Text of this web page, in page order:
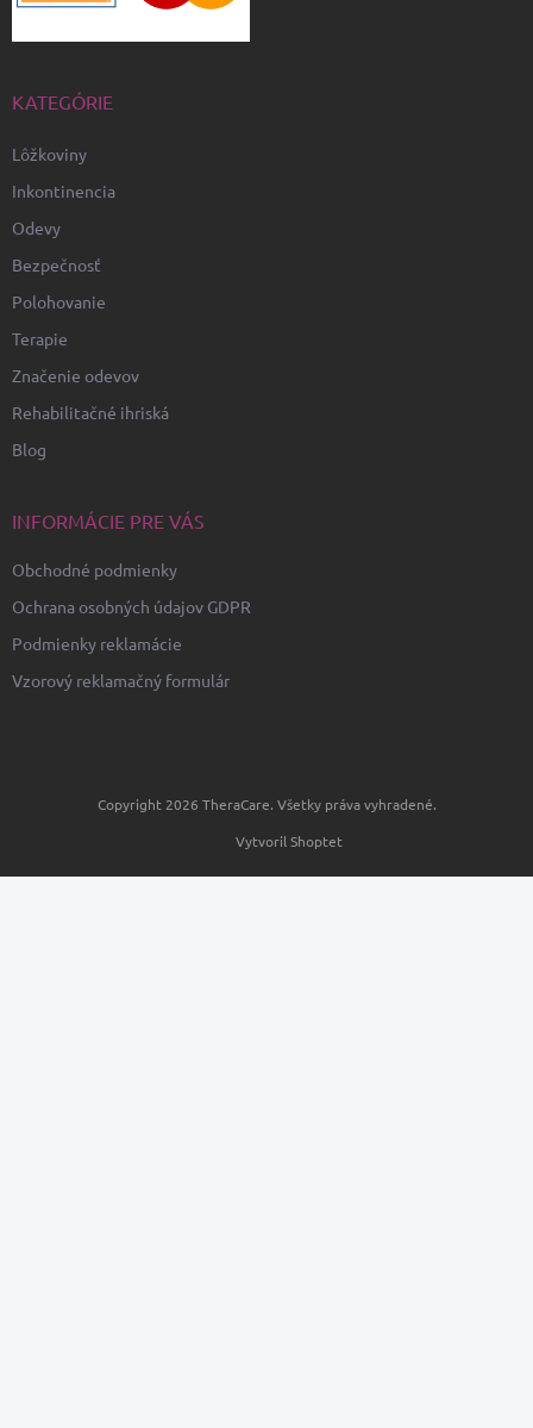
KATEGÓRIE
Lôžkoviny
Inkontinencia
Odevy
Bezpečnosť
Polohovanie
Terapie
Značenie odevov
Rehabilitačné ihriská
Blog
INFORMÁCIE PRE VÁS
Obchodné podmienky
Ochrana osobných údajov GDPR
Podmienky reklamácie
Vzorový reklamačný formulár
Vytvoril Shoptet
Copyright 2026 TheraCare. Všetky práva vyhradené.